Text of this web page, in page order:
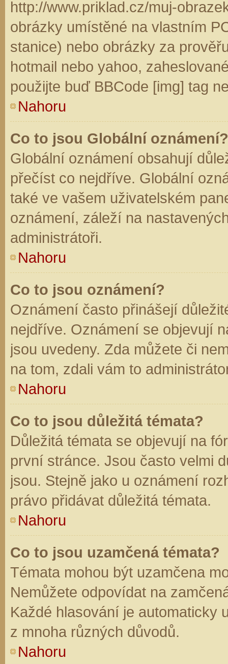
http://www.priklad.cz/muj-
obrázky umístěné na vlastním
stanice) nebo obrázky za
hotmail nebo yahoo,
použijte buď BBCode [img] tag
Nahoru
Co to jsou Globální oznámení?
Globální oznámení obsahují
přečíst co nejdříve. Globální
také ve vašem uživatelském
oznámení, záleží na
administrátoři.
Nahoru
Co to jsou oznámení?
Oznámení často přinášejí
nejdříve. Oznámení se objevují
jsou uvedeny. Zda můžete či
na tom, zdali vám to
Nahoru
Co to jsou důležitá témata?
Důležitá témata se objevují na
první stránce. Jsou často velmi
jsou. Stejně jako u oznámení
právo přidávat důležitá témata.
Nahoru
Co to jsou uzamčená témata?
Témata mohou být uzamčena
Nemůžete odpovídat na
Každé hlasování je automaticky
z mnoha různých důvodů.
Nahoru